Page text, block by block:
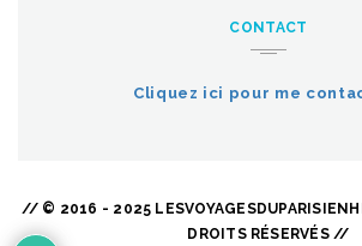
CONTACT
Cliquez ici pour me
// © 2016 - 2025
DROITS RÉSERVÉS //